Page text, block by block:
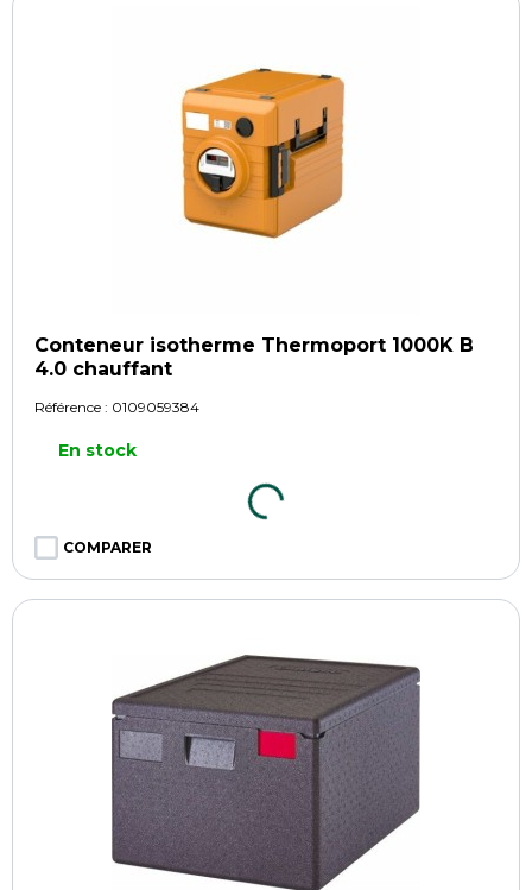
Conteneur isotherme Thermoport 1000K B
4.0 chauffant
Référence : 0109059384
En stock
COMPARER